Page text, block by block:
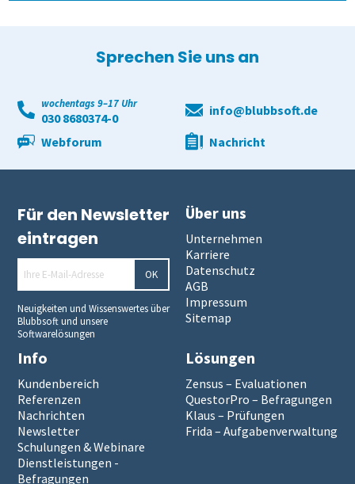
Sprechen Sie uns an
wochentags 9–17 Uhr
030 8680374-0
info@blubbsoft.de
Webforum
Nachricht
Für den Newsletter
eintragen
OK
Neuigkeiten und Wissenswertes über
Blubbsoft und unsere
Softwarelösungen
Über uns
Unternehmen
Karriere
Datenschutz
AGB
Impressum
Sitemap
Info
Kundenbereich
Referenzen
Nachrichten
Newsletter
Schulungen & Webinare
Dienstleistungen -
Befragungen
Lösungen
Zensus – Evaluationen
QuestorPro – Befragungen
Klaus – Prüfungen
Frida – Aufgabenverwaltung